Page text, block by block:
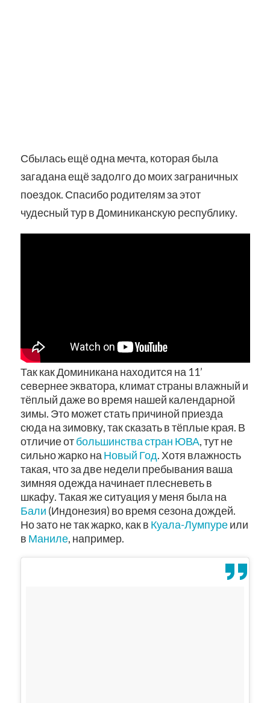
Сбылась ещё одна мечта, которая была
загадана ещё задолго до моих заграничных
поездок. Спасибо родителям за этот
чудесный тур в Доминиканскую республику.
Так как Доминикана находится на 11’
севернее экватора, климат страны влажный и
тёплый даже во время нашей календарной
зимы. Это может стать причиной приезда
сюда на зимовку, так сказать в тёплые края. В
отличие отбольшинства стран ЮВА, тут не
сильно жарко на Новый Год. Хотя влажность
такая, что за две недели пребывания ваша
зимняя одежда начинает плесневеть в
шкафу. Такая же ситуация у меня была на
Бали (Индонезия) во время сезона дождей.
Но зато не так жарко, как в Куала-Лумпуреили
в Маниле, например.